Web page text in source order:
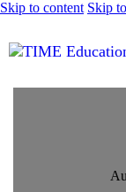
Skip to content Skip